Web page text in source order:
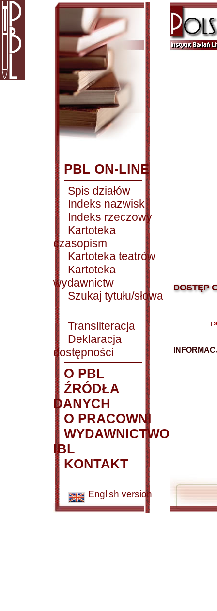
PBL ON-LINE
Spis działów
Indeks nazwisk
Indeks rzeczowy
Kartoteka
czasopism
Kartoteka teatrów
Kartoteka
wydawnictw
Szukaj tytułu/słowa
Transliteracja
Deklaracja
dostępności
O PBL
ŹRÓDŁA
DANYCH
O PRACOWNI
WYDAWNICTWO
IBL
KONTAKT
English version
DOSTĘP
|